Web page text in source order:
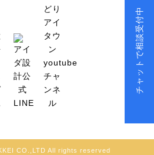
CO.,LTD All rights reserved
チャットで相談受付中